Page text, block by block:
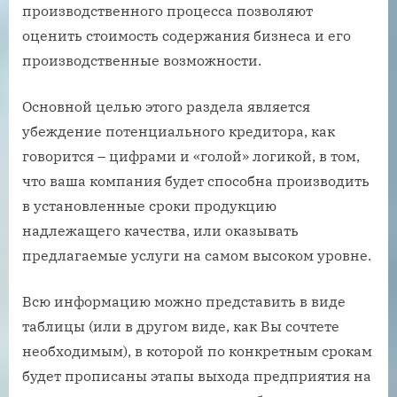
производственного процесса позволяют
оценить стоимость содержания бизнеса и его
производственные возможности.
Основной целью этого раздела является
убеждение потенциального кредитора, как
говорится – цифрами и «голой» логикой, в том,
что ваша компания будет способна производить
в установленные сроки продукцию
надлежащего качества, или оказывать
предлагаемые услуги на самом высоком уровне.
Всю информацию можно представить в виде
таблицы (или в другом виде, как Вы сочтете
необходимым), в которой по конкретным срокам
будет прописаны этапы выхода предприятия на